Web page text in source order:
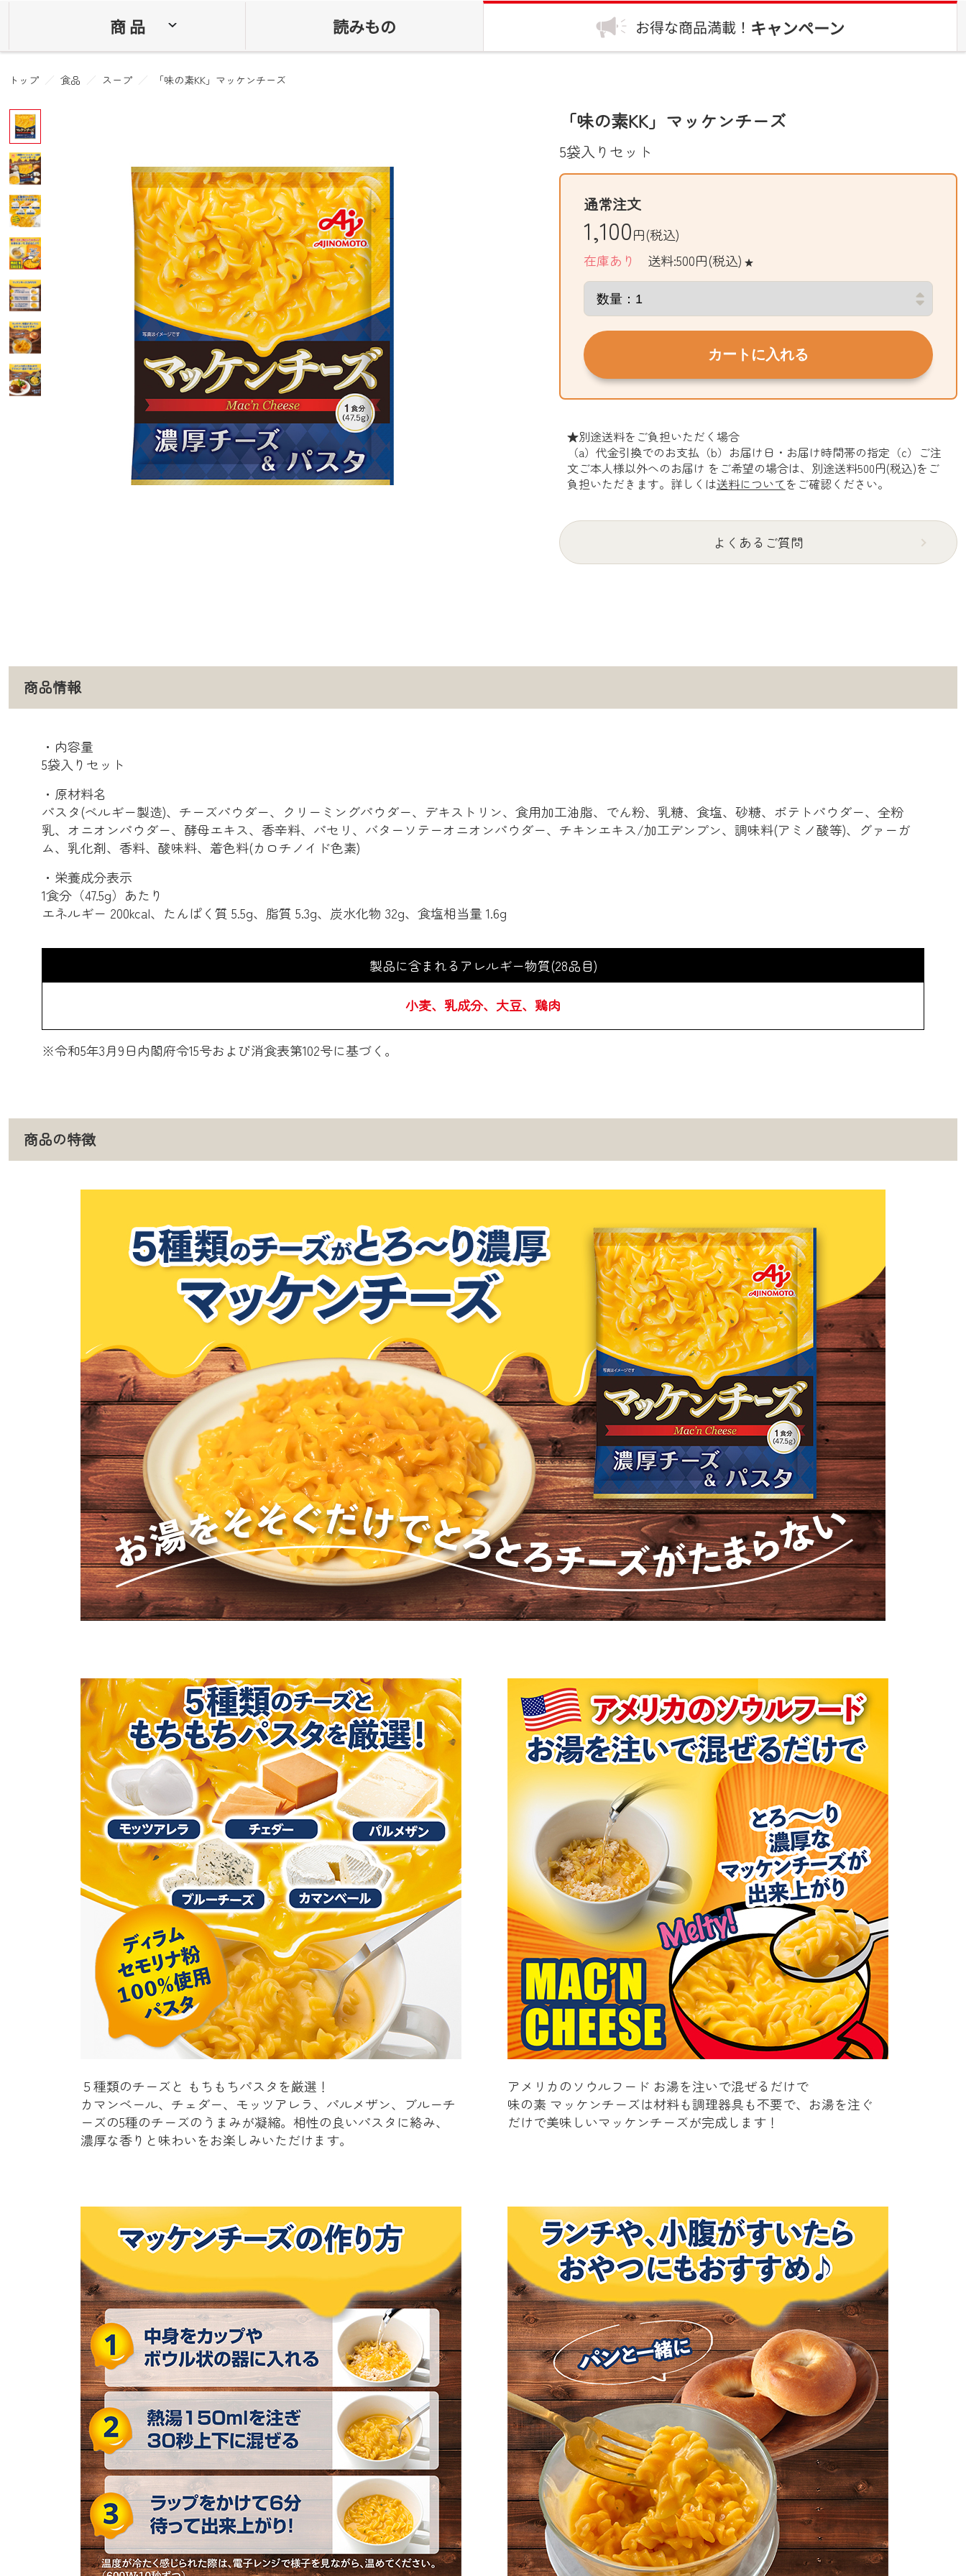
商 品 読みもの お得な商品満載！ キャンペーン
トップ 食品 スープ 「味の素KK」マッケンチーズ
「味の素KK」マッケンチーズ
5袋入りセット
通常注文
1,100円(税込)
在庫あり
送料:500円(税込) ★
カートに入れる
★別途送料をご負担いただく場合
（a）代金引換でのお支払（b）お届け日・お届け時間帯の指定（c）ご注
文ご本人様以外へのお届け をご希望の場合は、別途送料500円(税込)をご
負担いただきます。詳しくは送料についてをご確認ください。
よくあるご質問
商品情報
・内容量
5袋入りセット
・原材料名
パスタ(ベルギー製造)、チーズパウダー、クリーミングパウダー、デキストリン、食用加工油脂、でん粉、乳糖、食塩、砂糖、ポテトパウダー、全粉
乳、オニオンパウダー、酵母エキス、香辛料、パセリ、バターソテーオニオンパウダー、チキンエキス/加工デンプン、調味料(アミノ酸等)、グァーガ
ム、乳化剤、香料、酸味料、着色料(カロチノイド色素)
・栄養成分表示
1食分（47.5g）あたり
エネルギー 200kcal、たんぱく質 5.5g、脂質 5.3g、炭水化物 32g、食塩相当量 1.6g
製品に含まれるアレルギー物質(28品目)
小麦、乳成分、大豆、鶏肉
※令和5年3月9日内閣府令15号および消食表第102号に基づく。
商品の特徴
５種類のチーズと もちもちパスタを厳選！
カマンベール、チェダー、モッツアレラ、パルメザン、ブルーチ
ーズの5種のチーズのうまみが凝縮。相性の良いパスタに絡み、
濃厚な香りと味わいをお楽しみいただけます。
アメリカのソウルフード お湯を注いで混ぜるだけで
味の素 マッケンチーズは材料も調理器具も不要で、お湯を注ぐ
だけで美味しいマッケンチーズが完成します！